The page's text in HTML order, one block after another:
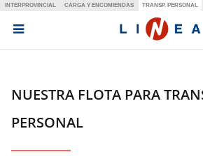
INTERPROVINCIAL CARGA Y ENCOMIENDAS TRANSP. PERSONAL
NUESTRA FLOTA PARA
PERSONAL